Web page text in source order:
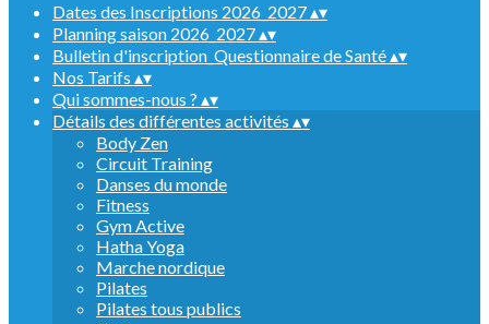
Dates des Inscriptions 2026_2027▴▾
Planning saison 2026_2027▴▾
Bulletin d'inscription_Questionnaire de Santé▴▾
Nos Tarifs ▴▾
Qui sommes-nous ? ▴▾
Détails des différentes activités ▴▾
Body Zen
Circuit Training
Danses du monde
Fitness
Gym Active
Hatha Yoga
Marche nordique
Pilates
Pilates tous publics